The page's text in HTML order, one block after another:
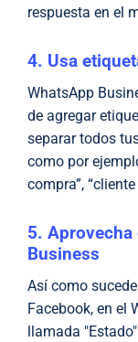
respuesta en el
4. Usa
WhatsApp
de agregar
separar todos
como por
compra”,
5. Aprovecha
Business
Así como
Facebook, en el
llamada